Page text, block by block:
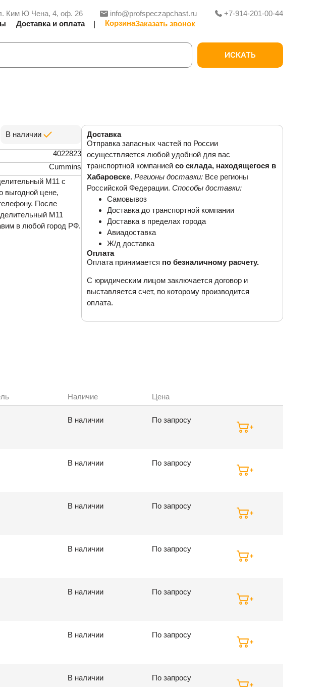
Ким Ю Чена, 4, оф. 26 info@profspeczapchast.ru +7-914-201-00-44
Доставка и оплата Заказать звонок
ИСКАТЬ
В наличии
4022823
Cummins
M11 с
выгодной цене,
После
M11
в любой город РФ.
Доставка
Отправка запасных частей по России
осуществляется любой удобной для вас
транспортной компаниейсо склада, находящегося в
Хабаровске. Регионы доставки: Все регионы
Российской Федерации.Способы доставки:
Самовывоз
Доставка до транспортной компании
Доставка в пределах города
Авиадоставка
Ж/д доставка
Оплата
Оплата принимается по безналичному расчету.
С юридическим лицом заключается договор и
выставляется счет, по которому производится
оплата.
Наличие Цена
В наличии По запросу
В наличии По запросу
В наличии По запросу
В наличии По запросу
В наличии По запросу
В наличии По запросу
В наличии По запросу